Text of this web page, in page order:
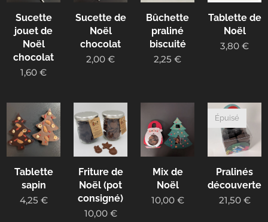
Sucette
jouet de
Noël
chocolat
1,60 €
Sucette de
Noël
chocolat
2,00 €
Bûchette
praliné
biscuité
2,25 €
Tablette de
Noël
3,80 €
Tablette
sapin
4,25 €
Friture de
Noël (pot
consigné)
10,00€
Mix de
Noël
10,00€
Pralinés
découverte
Épuisé
21,50€